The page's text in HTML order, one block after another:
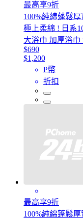
最高享9折
100%純綿蓬鬆
極上柔綿 ! 日系
大浴巾 加厚浴
$690
$1,200
P幣
折扣
最高享9折
100%純綿蓬鬆